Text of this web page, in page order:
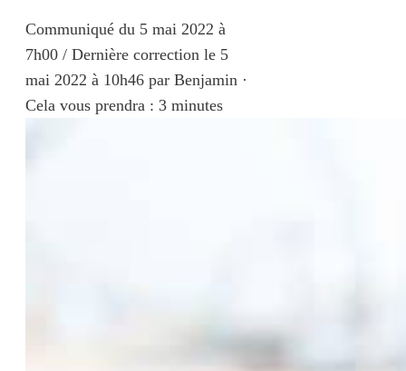
Communiqué du 5 mai 2022 à
7h00 / Dernière correction le 5
mai 2022 à 10h46 par Benjamin ·
Cela vous prendra : 3 minutes